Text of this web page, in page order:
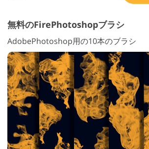
無料のFirePhotoshopブラシ
AdobePhotoshop用の10本のブラシ